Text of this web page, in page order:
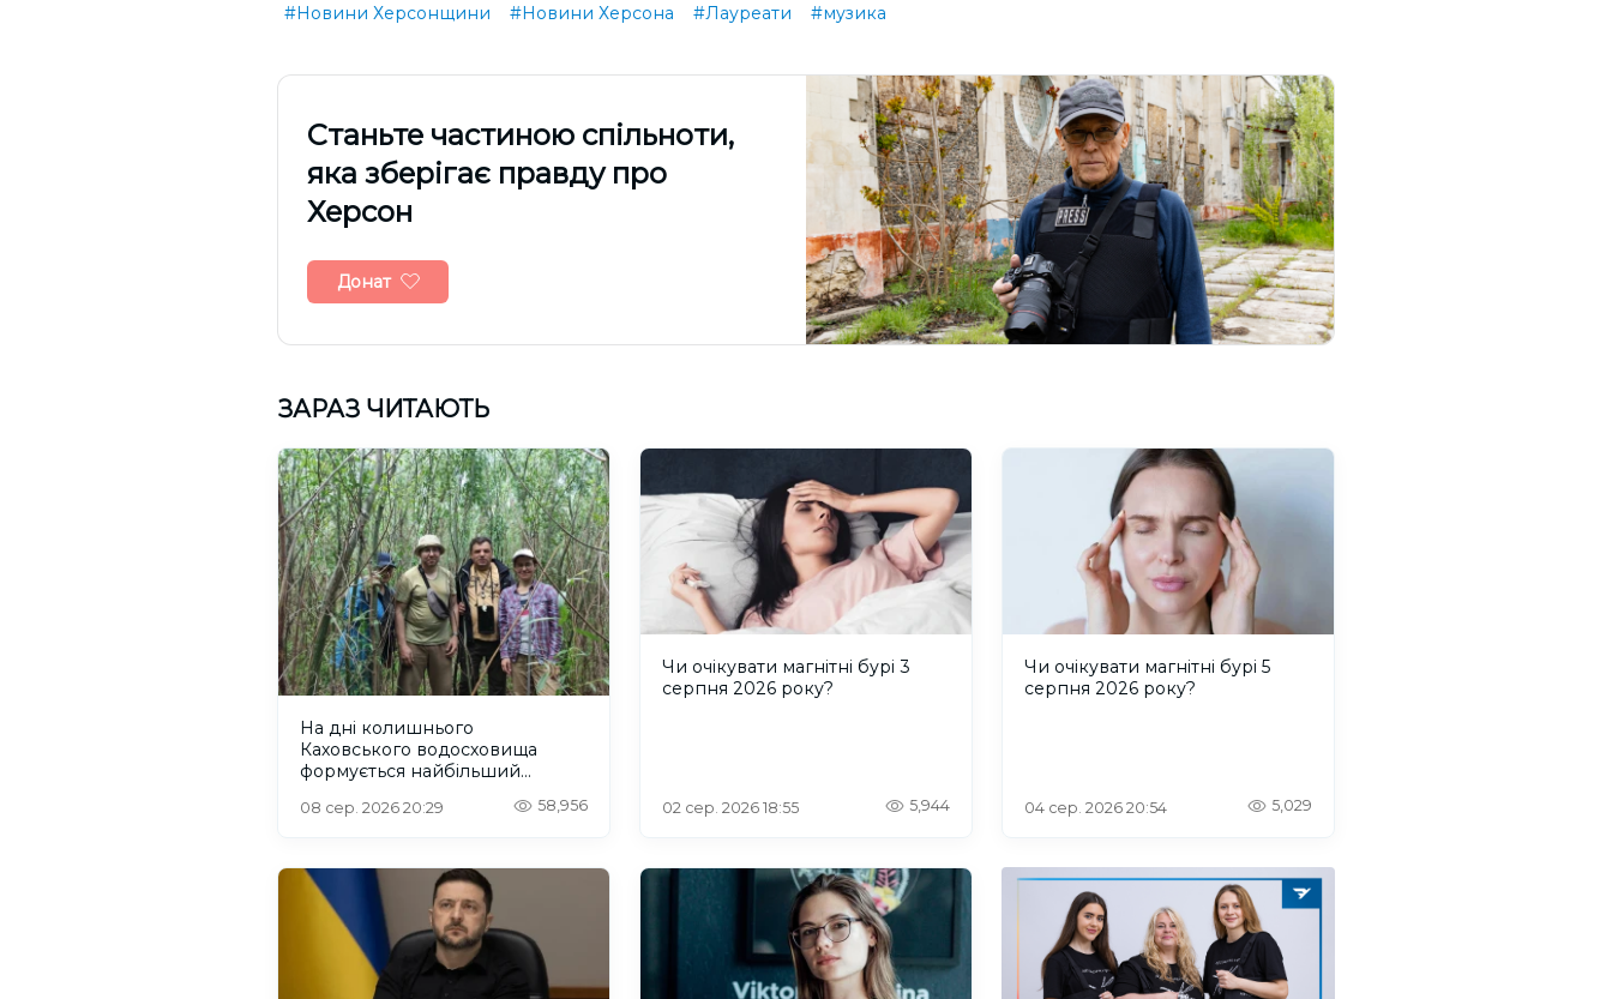
#Новини Херсонщини #Новини Херсона #Лауреати #музика
Cтаньте частиною спільноти,
яка зберігає правду про
Херсон
Донат
ЗАРАЗ ЧИТАЮТЬ
На дні колишнього
Каховського водосховища
формується найбільший
08 сер. 2026 20:29 58,956
Чи очікувати магнітні бурі 3
серпня 2026 року?
02 сер. 2026 18:55 5,944
Чи очікувати магнітні бурі 5
серпня 2026 року?
04 сер. 2026 20:54 5,029